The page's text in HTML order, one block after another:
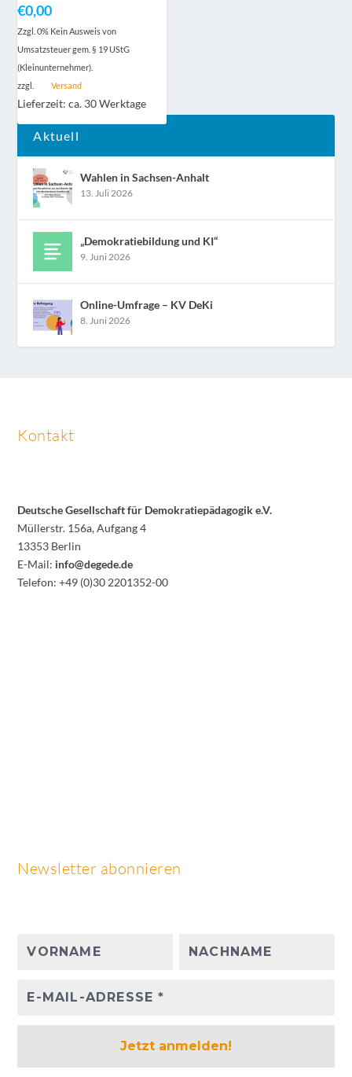
€0,00
Zzgl. 0% Kein Ausweis von
Umsatzsteuer gem. § 19 UStG
(Kleinunternehmer).
zzgl.
Versand
Lieferzeit: ca. 30 Werktage
Aktuell
Wahlen in Sachsen-Anhalt
13. Juli 2026
„Demokratiebildung und KI“
9. Juni 2026
Online-Umfrage – KV DeKi
8. Juni 2026
Kontakt
Deutsche Gesellschaft für Demokratiepädagogik e.V.
Müllerstr. 156a, Aufgang 4
13353 Berlin
E-Mail: info@degede.de
Telefon: +49 (0)30 2201352-00
Newsletter abonnieren